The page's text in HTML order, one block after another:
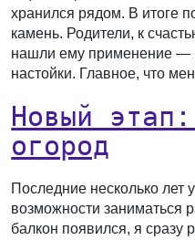
хранился рядом. В итоге
камень. Родители, к
нашли ему применение —
настойки. Главное, что
Новый
огород
Последние несколько лет
возможности заниматься
балкон появился, я сразу